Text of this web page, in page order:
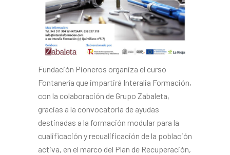
Fundación Pioneros organiza el curso
Fontanería que impartirá Interalia Formación,
con la colaboración de Grupo Zabaleta,
gracias a la convocatoria de ayudas
destinadas a la formación modular para la
cualificación y recualificación de la población
activa, en el marco del Plan de Recuperación,